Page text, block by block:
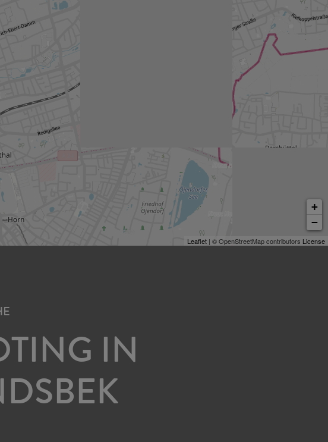
+
−
Leaflet | © OpenStreetMap contributors License
IN